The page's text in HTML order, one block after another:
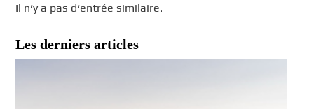
Il n’y a pas d’entrée similaire.
Les derniers articles